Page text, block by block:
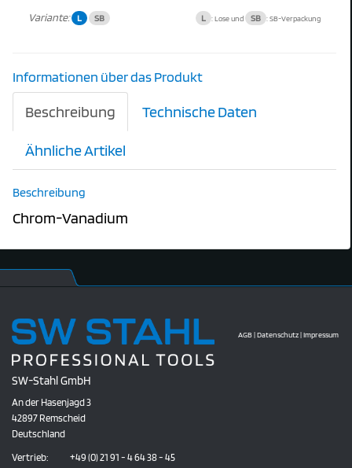
Variante: L SB L : Lose und SB : SB-Verpackung
Informationen über das Produkt
Beschreibung Technische Daten
Ähnliche Artikel
Beschreibung
Chrom-Vanadium
AGB|Datenschutz|Impressum
SW-Stahl GmbH
An der Hasenjagd 3
42897 Remscheid
Deutschland
Vertrieb:
+49 (0) 21 91 - 4 64 38 - 45